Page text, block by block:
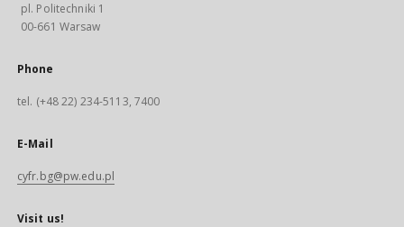
pl. Politechniki 1
00-661 Warsaw
Phone
tel. (+48 22) 234-5113, 7400
E-Mail
cyfr.bg@pw.edu.pl
Visit us!